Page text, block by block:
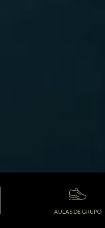
AULAS DE GRUPO